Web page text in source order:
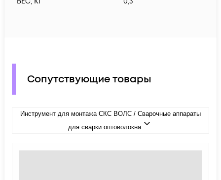
Сопутствующие товары
Инструмент для монтажа СКС ВОЛС / Сварочные аппараты
для сварки оптоволокна